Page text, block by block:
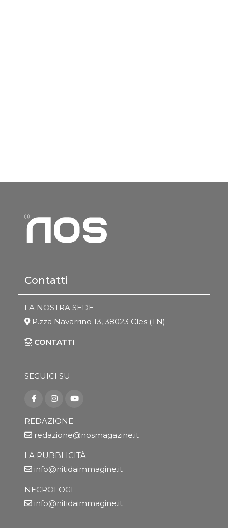
Contatti
LA NOSTRA SEDE
P.zza Navarrino 13, 38023 Cles (TN)
CONTATTI
SEGUICI SU
REDAZIONE
redazione@nosmagazine.it
LA PUBBLICITÀ
info@nitidaimmagine.it
NECROLOGI
info@nitidaimmagine.it